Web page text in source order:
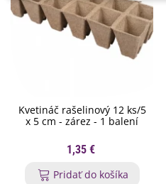
Kvetináč rašelinový 12 ks/5
x 5 cm - zárez - 1 balení
1,35 €
Pridať do košíka